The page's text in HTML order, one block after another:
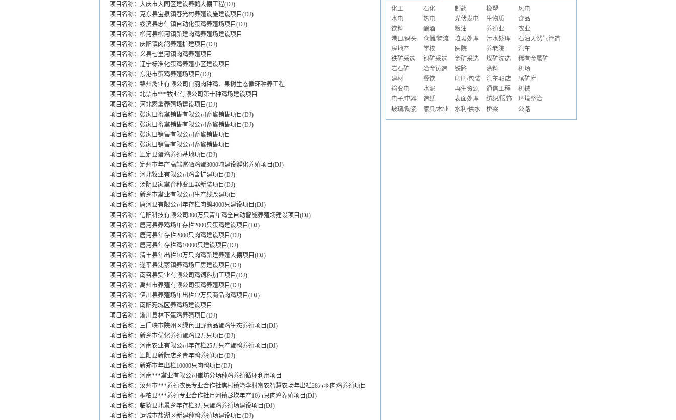
项目名称：大庆市大同区建设养鹅大棚工程(DJ)
项目名称：克东县宝泉镇春光村养殖设施建设项目(DJ)
项目名称：绥滨县忠仁镇自动化蛋鸡养殖场项目(DJ)
项目名称：柳河县柳河镇新建肉鸡养殖场建设项目
项目名称：庆阳镇肉鸽养殖扩建项目(DJ)
项目名称：义县七里河镇肉鸡养殖项目
项目名称：辽宁标准化蛋鸡养殖小区建设项目
项目名称：东港市蛋鸡养殖场项目(DJ)
项目名称：锦州禽业有限公司白羽肉种鸡、果树生态循环种养工程
项目名称：北票市***牧业有限公司第十种鸡场建设项目
项目名称：河北家禽养殖场建设项目(DJ)
项目名称：张家口畜禽销售有限公司畜禽销售项目(DJ)
项目名称：张家口畜禽销售有限公司畜禽销售项目(DJ)
项目名称：张家口销售有限公司畜禽销售项目
项目名称：张家口销售有限公司畜禽销售项目
项目名称：正定县蛋鸡养殖基地项目(DJ)
项目名称：定州市年产高端富硒鸡蛋3000吨建设孵化养殖项目(DJ)
项目名称：河北牧业有限公司鸡舍扩建项目(DJ)
项目名称：汤阴县家禽育种变压器新装项目(DJ)
项目名称：新乡市禽业有限公司生产线改建项目
项目名称：唐河县有限公司年存栏肉鸽4000只建设项目(DJ)
项目名称：信阳科技有限公司300万只青年鸡全自动智能养殖场建设项目(DJ)
项目名称：唐河县养鸡场年存栏2000只蛋鸡建设项目(DJ)
项目名称：唐河县年存栏2000只肉鸡建设项目(DJ)
项目名称：唐河县年存栏鸡10000只建设项目(DJ)
项目名称：清丰县年出栏10万只肉鸡新建养殖大棚项目(DJ)
项目名称：遂平县沈寨镇养鸡场厂房建设项目(DJ)
项目名称：南召县实业有限公司鸡饲料加工项目(DJ)
项目名称：禹州市养殖有限公司蛋鸡养殖项目(DJ)
项目名称：伊川县养殖场年出栏12万只商品肉鸡项目(DJ)
项目名称：南阳宛城区养鸡场建设项目
项目名称：淅川县林下蛋鸡养殖项目(DJ)
项目名称：三门峡市陕州区绿色田野商品蛋鸡生态养殖项目(DJ)
项目名称：新乡市优化养殖蛋鸡12万只项目(DJ)
项目名称：河南农业有限公司年存栏25万只产蛋鸭养殖项目(DJ)
项目名称：正阳县新阮店乡青年鸭养殖项目(DJ)
项目名称：新郑市年出栏10000只肉鸭项目(DJ)
项目名称：河南***禽业有限公司崔坊分场种鸡养殖循环利用项目
项目名称：汝州市***养殖农民专业合作社焦村镇湾李村富农智慧农场年出栏28万羽肉鸡养殖项目
项目名称：桐柏县***养殖专业合作社月河镇彭坎年产10万只肉鸡养殖项目(DJ)
项目名称：临猗县北景乡年存栏3万只蛋鸡养殖场建设项目(DJ)
项目名称：运城市盐湖区新建种鸭养殖场建设项目(DJ)
化工 石化 制药 橡塑
风电
水电
热电 光伏发电 生物质
食品
饮料
酿酒 粮油 养殖业
农业
港口/码头
仓储/物流 垃圾处理 污水处理
石油天然气管道
房地产
学校 医院 养老院
汽车
铁矿采选
铜矿采选 金矿采选 煤矿洗选
稀有金属矿
岩石矿
冶金铸造 铁路 涂料
机场
建材
餐饮 印刷/包装 汽车4S店
尾矿库
输变电
水泥 再生资源 通信工程
机械
电子/电器
造纸 表面处理 纺织/服饰
环境整治
玻璃/陶瓷
家具/木业 水利/供水 桥梁 公路